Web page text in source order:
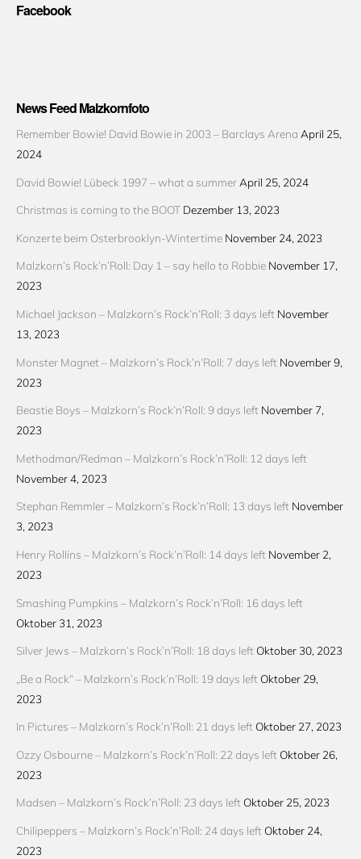
Facebook
News Feed Malzkornfoto
Remember Bowie! David Bowie in 2003 – Barclays Arena April 25,
2024
David Bowie! Lübeck 1997 – what a summer April 25, 2024
Christmas is coming to the BOOT Dezember 13, 2023
Konzerte beim Osterbrooklyn-Wintertime November 24, 2023
Malzkorn’s Rock’n’Roll: Day 1 – say hello to Robbie November 17,
2023
Michael Jackson – Malzkorn’s Rock’n’Roll: 3 days left November
13, 2023
Monster Magnet – Malzkorn’s Rock’n’Roll: 7 days left November 9,
2023
Beastie Boys – Malzkorn’s Rock’n’Roll: 9 days left November 7,
2023
Methodman/Redman – Malzkorn’s Rock’n’Roll: 12 days left
November 4, 2023
Stephan Remmler – Malzkorn’s Rock’n’Roll: 13 days left November
3, 2023
Henry Rollins – Malzkorn’s Rock’n’Roll: 14 days left November 2,
2023
Smashing Pumpkins – Malzkorn’s Rock’n’Roll: 16 days left
Oktober 31, 2023
Silver Jews – Malzkorn’s Rock’n’Roll: 18 days left Oktober 30, 2023
„Be a Rock“ – Malzkorn’s Rock’n’Roll: 19 days left Oktober 29,
2023
In Pictures – Malzkorn’s Rock’n’Roll: 21 days left Oktober 27, 2023
Ozzy Osbourne – Malzkorn’s Rock’n’Roll: 22 days left Oktober 26,
2023
Madsen – Malzkorn’s Rock’n’Roll: 23 days left Oktober 25, 2023
Chilipeppers – Malzkorn’s Rock’n’Roll: 24 days left Oktober 24,
2023